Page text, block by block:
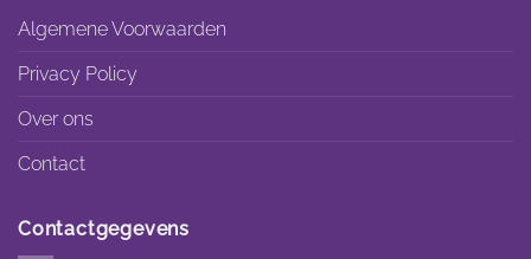
Algemene Voorwaarden
Privacy Policy
Over ons
Contact
Contactgegevens